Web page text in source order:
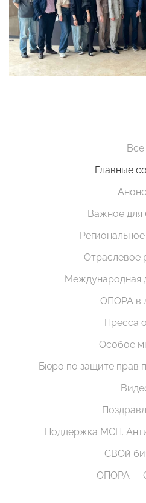
Все
Главные
Важное для
Отраслевое
Международная
ОПОРА в
Пресса
Особое
Бюро по защите прав
Поддержка МСП.
СВОй
ОПОРА —